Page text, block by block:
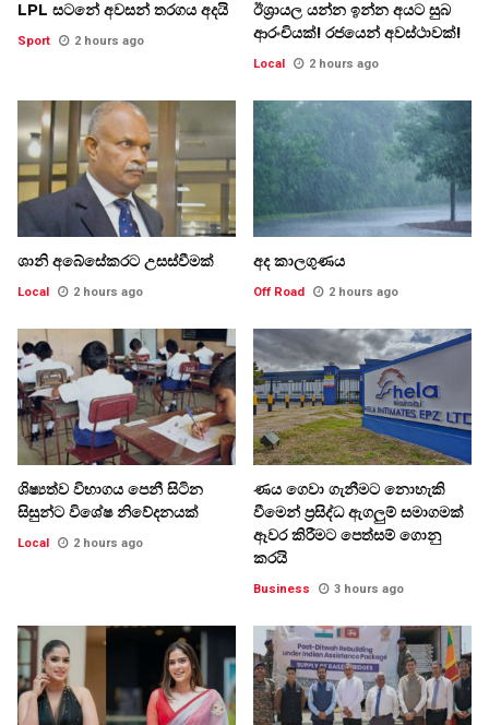
LPL සටනේ අවසන් තරගය අදයි
Sport 2 hours ago
ඊශ්‍රායල යන්න ඉන්න අයට සුබ
ආරංචියක්! ‍රජයෙන් අවස්ථාවක්!
Local 2 hours ago
ශානි අබේසේකරට උසස්වීමක්
Local 2 hours ago
අද කාලගුණය
Off Road 2 hours ago
ශිෂ්‍යත්ව විභාගය පෙනී සිටින
සිසුන්ට විශේෂ නිවේදනයක්
Local 2 hours ago
ණය ගෙවා ගැනීමට නොහැකි
වීමෙන් ප්‍රසිද්ධ ඇගලුම් සමාගමක්
ඈවර කිරීමට පෙත්සම් ගොනු
කරයි
Business 3 hours ago